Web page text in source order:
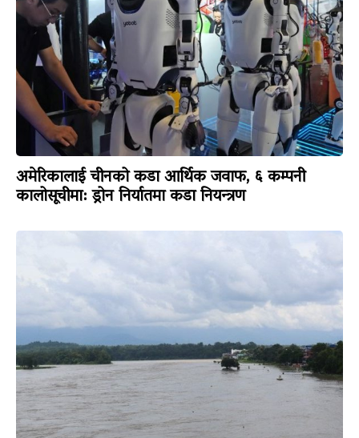
अमेरिकालाई चीनको कडा आर्थिक जवाफ, ६ कम्पनी
कालोसूचीमा: ड्रोन निर्यातमा कडा नियन्त्रण